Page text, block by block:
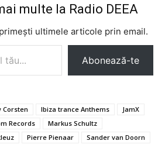
multe la Radio DEEA
ultimele articole prin email.
Abonează-te
Corsten Ibiza trance Anthems
JamX
Records
Markus Schultz
Pierre Pienaar
Sander van Doorn